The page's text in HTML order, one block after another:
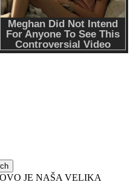
JE NAŠA VELIKA